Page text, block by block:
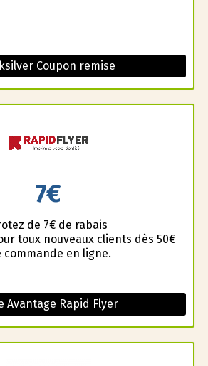
Coupon remise
7€
de 7€ de rabais
toux nouveaux clients dès 50€
en ligne.
Avantage Rapid Flyer